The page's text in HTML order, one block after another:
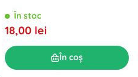
În stoc
18,00 lei
În coș